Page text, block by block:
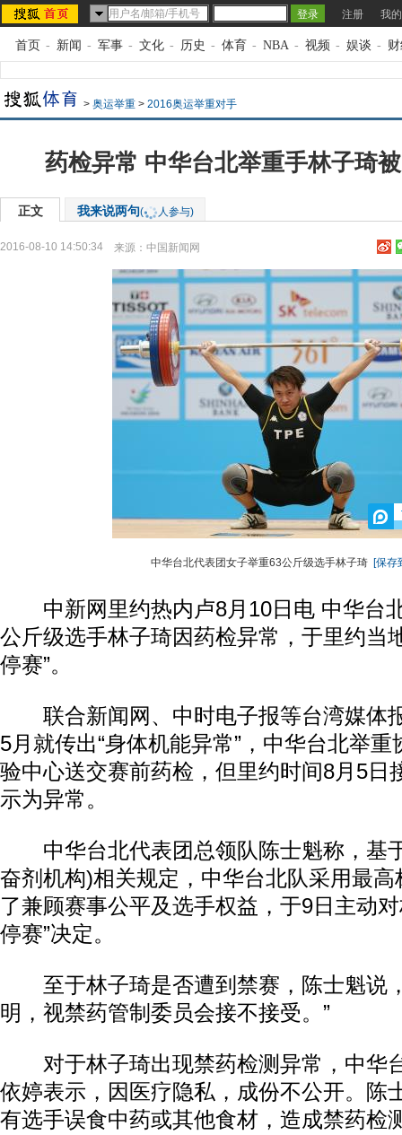
注册 我
首页 - 新闻 - 军事 - 文化 - 历史 - 体育 - NBA - 视频 - 娱谈 -
> 奥运举重 > 2016奥运举重对手
药检异常 中华台北举重手林子琦
正文 我来说两句( 人参与)
2016-08-10 14:50:34 来源： 中国新闻网
中华台北代表团女子举重63公斤级选手林子琦 [保存
中新网里约热内卢8月10日电 中华台
公斤级选手林子琦因药检异常，于里约当
停赛”。
联合新闻网、中时电子报等台湾媒体
5月就传出“身体机能异常”，中华台北举
验中心送交赛前药检，但里约时间8月5日
示为异常。
中华台北代表团总领队陈士魁称，基
奋剂机构)相关规定，中华台北队采用最
了兼顾赛事公平及选手权益，于9日主动
停赛”决定。
至于林子琦是否遭到禁赛，陈士魁说
明，视禁药管制委员会接不接受。”
对于林子琦出现禁药检测异常，中华
依婷表示，因医疗隐私，成份不公开。陈
有选手误食中药或其他食材，造成禁药检